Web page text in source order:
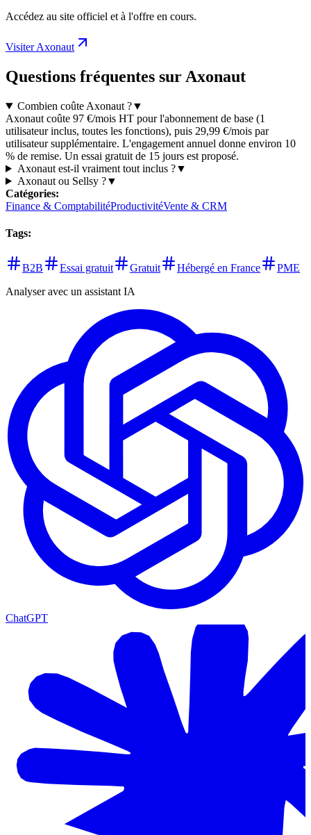
Accédez au site officiel et à l'offre en cours.
Visiter Axonaut
Questions fréquentes sur Axonaut
Combien coûte Axonaut ?▼
Axonaut coûte 97 €/mois HT pour l'abonnement de base (1
utilisateur inclus, toutes les fonctions), puis 29,99 €/mois par
utilisateur supplémentaire. L'engagement annuel donne environ 10
% de remise. Un essai gratuit de 15 jours est proposé.
Axonaut est-il vraiment tout inclus ?▼
Axonaut ou Sellsy ?▼
Catégories:
Finance & ComptabilitéProductivitéVente & CRM
Tags:
B2B Essai gratuit Gratuit Hébergé en France
PME
Analyser avec un assistant IA
ChatGPT